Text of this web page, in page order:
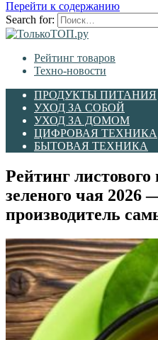
Перейти к содержанию
Search for:
Рейтинг товаров
Техно-новости
ПРОДУКТЫ ПИТАНИЯ
УХОД ЗА СОБОЙ
УХОД ЗА ДОМОМ
ЦИФРОВАЯ ТЕХНИКА
БЫТОВАЯ ТЕХНИКА
Рейтинг листового
зеленого чая 2026
производитель